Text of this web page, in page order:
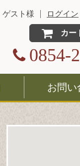
ゲスト様 ログイン
カー
0854-
お問い